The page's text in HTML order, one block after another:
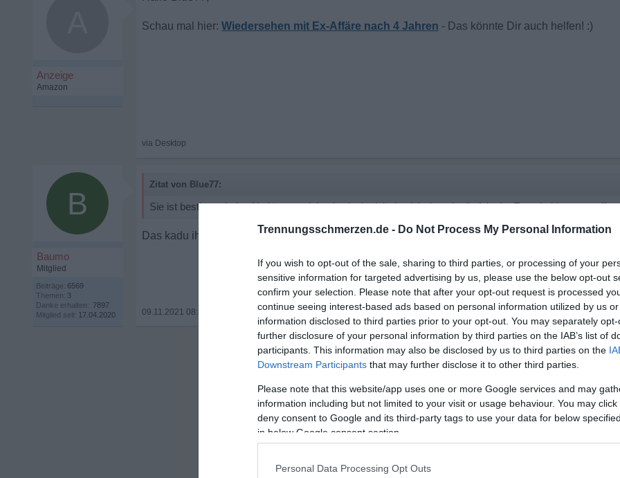
Trennungsschmerzen.de - Do Not Process My Personal Information
If you wish to opt-out of the sale, sharing to third parties, or processing of your
sensitive information for targeted advertising by us, please use the below opt-out
confirm your selection. Please note that after your opt-out request is processed
continue seeing interest-based ads based on personal information utilized by us
information disclosed to third parties prior to your opt-out. You may separately
further disclosure of your personal information by third parties on the IAB’s list of
participants. This information may also be disclosed by us to third parties on the
Downstream Participants that may further disclose it to other third parties.
Please note that this website/app uses one or more Google services and may
information including but not limited to your visit or usage behaviour. You may
deny consent to Google and its third-party tags to use your data for below
in below Google consent section.
Personal Data Processing Opt Outs
Wiedersehen mit Ex-Affäre nach 4 Jahren
B
Baumo
Mitglied
Beiträge: 6569
Themen: 3
Danke erhalten: 7897
Mitglied seit: 17.04.2020
Zitat von Blue77:
Sie ist bestimmt keine Notlösung, vielmehr denke ich das ich damals die falsche Entscheidung getroffen
Das kadu ihr gern erzählen sber seien wir ehrlich: wäre die Frau noch da würdest du bei der
09.11.2021 08:36